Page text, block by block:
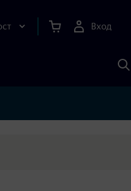
Вход
с